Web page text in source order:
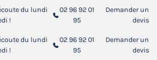
du lundi
!
02 96 92 01
95
Demander un
devis
du lundi
!
02 96 92 01
95
Demander un
devis